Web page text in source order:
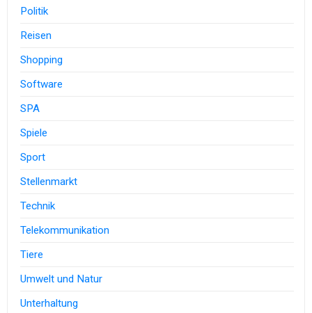
Politik
Reisen
Shopping
Software
SPA
Spiele
Sport
Stellenmarkt
Technik
Telekommunikation
Tiere
Umwelt und Natur
Unterhaltung